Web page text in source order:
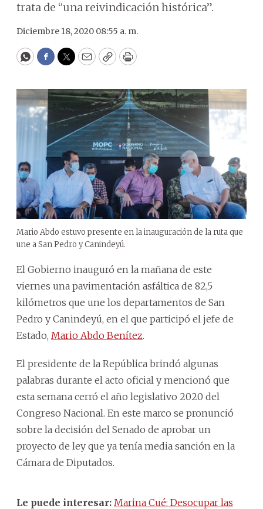
trata de “una reivindicación histórica”.
Diciembre 18, 2020 08:55 a. m.
WhatsApp
Facebook
Twitter
EmailCopyPrint
Mario Abdo estuvo presente en la inauguración de la ruta que
une a San Pedro y Canindeyú.
El Gobierno inauguró en la mañana de este
viernes una pavimentación asfáltica de 82,5
kilómetros que une los departamentos de San
Pedro y Canindeyú, en el que participó el jefe de
Estado, Mario Abdo Benítez.
El presidente de la República brindó algunas
palabras durante el acto oficial y mencionó que
esta semana cerró el año legislativo 2020 del
Congreso Nacional. En este marco se pronunció
sobre la decisión del Senado de aprobar un
proyecto de ley que ya tenía media sanción en la
Cámara de Diputados.
Le puede interesar: Marina Cué: Desocupar las